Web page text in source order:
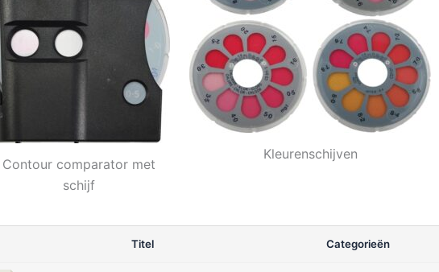
Contour comparator met
schijf
Kleurenschijven
Titel Categorieën